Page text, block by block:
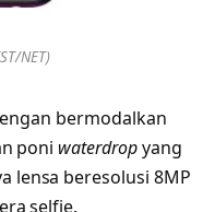
NET)
bermodalkan
poni waterdropyang
lensa beresolusi 8MP
selfie.